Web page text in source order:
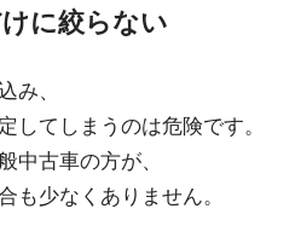
に絞らない
み、
してしまうのは危険です。
中古車の方が、
も少なくありません。